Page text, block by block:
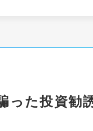
った投資勧